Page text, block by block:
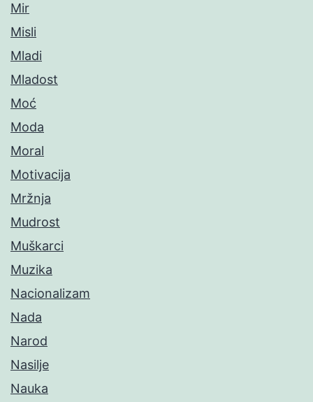
Mir
Misli
Mladi
Mladost
Moć
Moda
Moral
Motivacija
Mržnja
Mudrost
Muškarci
Muzika
Nacionalizam
Nada
Narod
Nasilje
Nauka